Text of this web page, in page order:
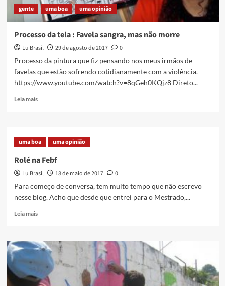
gente uma boa uma opinião
Processo da tela : Favela sangra, mas não morre
Lu Brasil 29 de agosto de 2017
0
Processo da pintura que fiz pensando nos meus irmãos de
favelas que estão sofrendo cotidianamente com a violência.
https://www.youtube.com/watch?v=8qGeh0KQjz8 Direto...
Leia maisRead
da
tela
Favela
sangra,
morre
uma boa uma opinião
Rolé na Febf
Lu Brasil 18 de maio de 2017
0
Para começo de conversa, tem muito tempo que não escrevo
nesse blog. Acho que desde que entrei para o Mestrado,...
Leia maisRead
Rolé
na
Febf